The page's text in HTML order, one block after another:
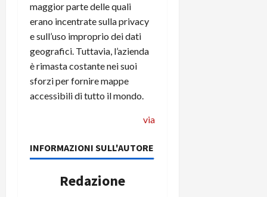
maggior parte delle quali
erano incentrate sulla privacy
e sull’uso improprio dei dati
geografici. Tuttavia, l’azienda
è rimasta costante nei suoi
sforzi per fornire mappe
accessibili di tutto il mondo.
via
INFORMAZIONI SULL'AUTORE
Redazione